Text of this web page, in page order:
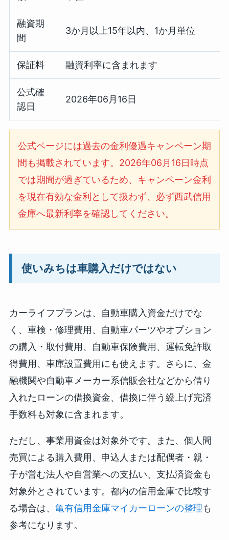
融資期
間
3か月以上15年以内、1か月単位
保証料 融資利率に含まれます
公式確
認日
2026年06月16日
公式ページには過去の金利優遇キャンペーン期
間も掲載されています。2026年06月16日時点
では期間が過ぎているため、キャンペーン金利
を現在有効な金利として扱わず、必ず西武信用
金庫へ最新利率を確認してください。
使いみちは車購入だけではない
カーライフプランは、自動車購入資金だけでな
く、車検・修理費用、自動車パーツやオプション
の購入・取付費用、自動車保険費用、運転免許取
得費用、車庫設置費用にも使えます。さらに、金
融機関や自動車メーカー系信販会社などから借り
入れたローンの借換資金、借換に伴う繰上げ完済
手数料も対象に含まれます。
ただし、事業用資金は対象外です。また、個人間
売買による購入費用、申込人または配偶者・親・
子が営む法人や自営業への支払い、支払済資金も
対象外とされています。都内の信用金庫で比較す
る場合は、 亀有信用金庫マイカーローンの整理も
参考になります。